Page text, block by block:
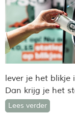
lever je het blikje
Dan krijg je het
Lees verder